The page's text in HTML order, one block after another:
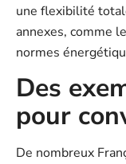
une flexibilité
annexes, comme
normes
Des
pour
De nombreux